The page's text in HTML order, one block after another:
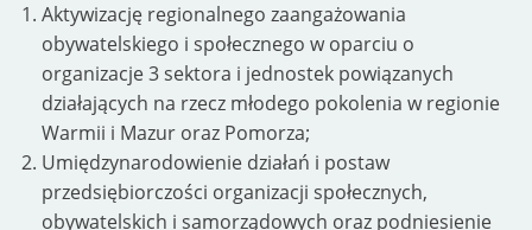
Aktywizację regionalnego zaangażowania
obywatelskiego i społecznego w oparciu o
organizacje 3 sektora i jednostek powiązanych
działających na rzecz młodego pokolenia w regionie
Warmii i Mazur oraz Pomorza;
Umiędzynarodowienie działań i postaw
przedsiębiorczości organizacji społecznych,
obywatelskich i samorządowych oraz podniesienie